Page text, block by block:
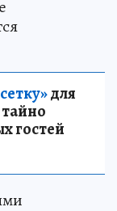
для
гостей